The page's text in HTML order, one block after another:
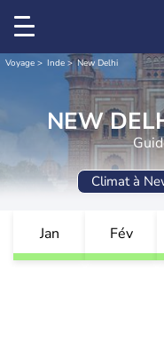
Voyage Inde New Delhi
NEW
Climat à
Jan Fév